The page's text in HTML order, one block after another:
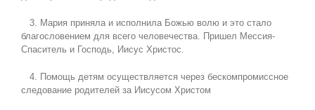
3. Мария приняла и исполнила Божью волю и это стало
благословением для всего человечества. Пришел Мессия-
Спаситель и Господь, Иисус Христос.
4. Помощь детям осуществляется через бескомпромиссное
следование родителей за Иисусом Христом